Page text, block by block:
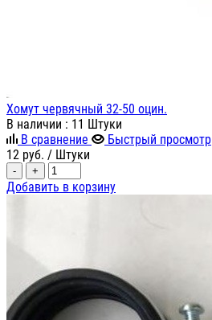
Хомут червячный 32-50 оцин.
В наличии : 11 Штуки
В сравнение
Быстрый просмотр
12 руб. / Штуки
- +
Добавить в корзину